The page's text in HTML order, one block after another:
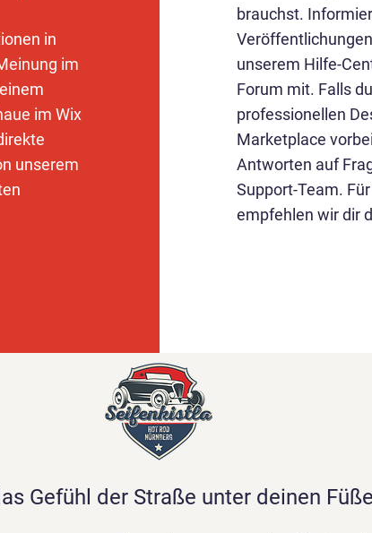
in
im
im Wix
unserem
brauchst.
unserem Hilfe-
Forum mit. Falls
professionellen
Marketplace
Antworten auf
Support-Team.
empfehlen wir dir
Gefühl der Straße unter deinen